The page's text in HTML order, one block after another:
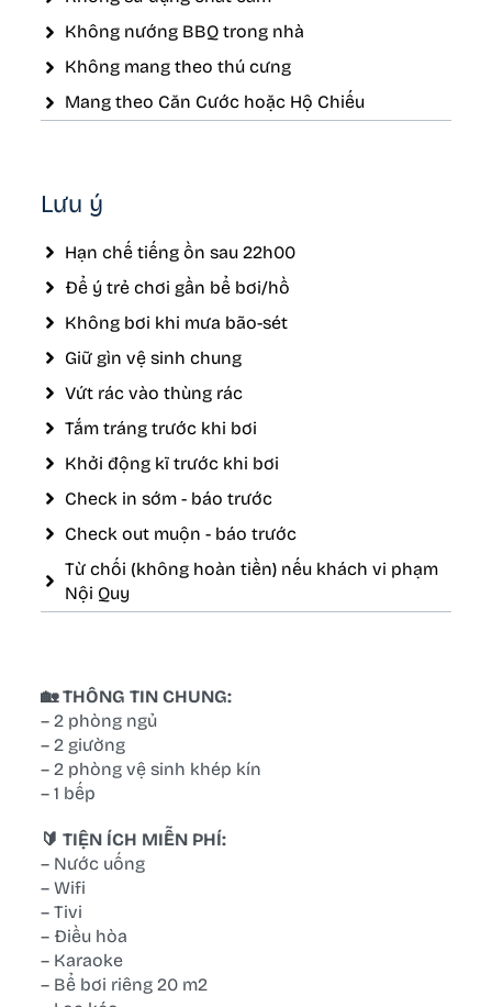
Không nướng BBQ trong nhà
Không mang theo thú cưng
Mang theo Căn Cước hoặc Hộ Chiếu
Lưu ý
Hạn chế tiếng ồn sau 22h00
Để ý trẻ chơi gần bể bơi/hồ
Không bơi khi mưa bão-sét
Giữ gìn vệ sinh chung
Vứt rác vào thùng rác
Tắm tráng trước khi bơi
Khởi động kĩ trước khi bơi
Check in sớm - báo trước
Check out muộn - báo trước
Từ chối (không hoàn tiền) nếu khách vi phạm
Nội Quy
🏡 THÔNG TIN CHUNG:
– 2 phòng ngủ
– 2 giường
– 2 phòng vệ sinh khép kín
– 1 bếp
🔰 TIỆN ÍCH MIỄN PHÍ:
– Nước uống
– Wifi
– Tivi
– Điều hòa
– Karaoke
– Bể bơi riêng 20 m2